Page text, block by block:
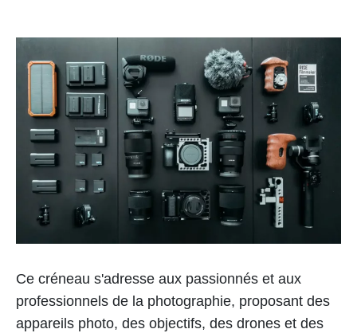
Ce créneau s'adresse aux passionnés et aux
professionnels de la photographie, proposant des
appareils photo, des objectifs, des drones et des